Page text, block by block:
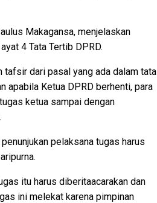
Makagansa, menjelaskan
4 Tata Tertib DPRD.
tafsir dari pasal yang ada dalam tata
apabila Ketua DPRD berhenti, para
ketua sampai dengan
pelaksana tugas harus
itu harus diberitaacarakan dan
ini melekat karena pimpinan